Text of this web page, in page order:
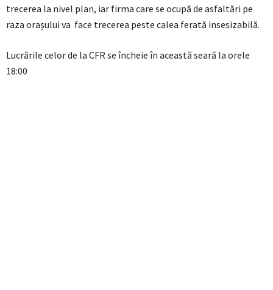
trecerea la nivel plan, iar firma care se ocupă de asfaltări pe
raza orașului va face trecerea peste calea ferată insesizabilă.
Lucrările celor de la CFR se încheie în această seară la orele
18:00